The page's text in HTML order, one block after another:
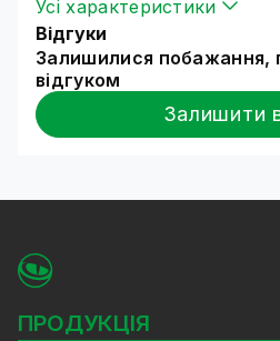
Усі характеристики
Відгуки
Залишилися побажання,
відгуком
Залишити
ПРОДУКЦІЯ